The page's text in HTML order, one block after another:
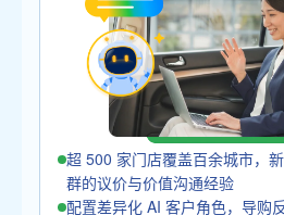
超 500 家门店覆盖百余城市，
群的议价与价值沟通经验
配置差异化 AI 客户角色，导购